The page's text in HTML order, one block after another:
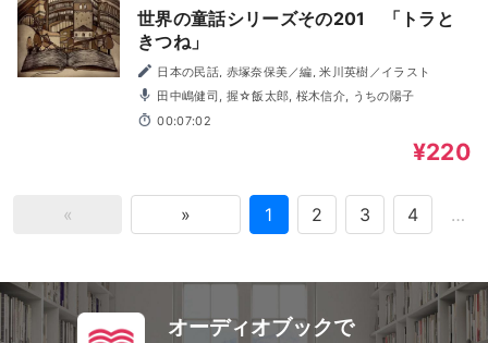
世界の童話シリーズその201 「トラと
きつね」
日本の民話, 赤塚奈保美／編, 米川英樹／イラスト
田中嶋健司, 握☆飯太郎, 桜木信介, うちの陽子
00:07:02
¥220
« » 1 2 3 4 …
オーディオブックで